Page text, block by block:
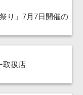
り」7月7日開催の
取扱店